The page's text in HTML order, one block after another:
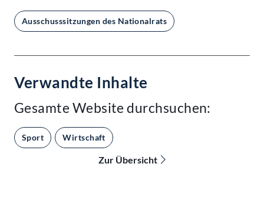
Ausschusssitzungen des Nationalrats
Verwandte Inhalte
Gesamte Website durchsuchen:
Sport Wirtschaft
Zur Übersicht